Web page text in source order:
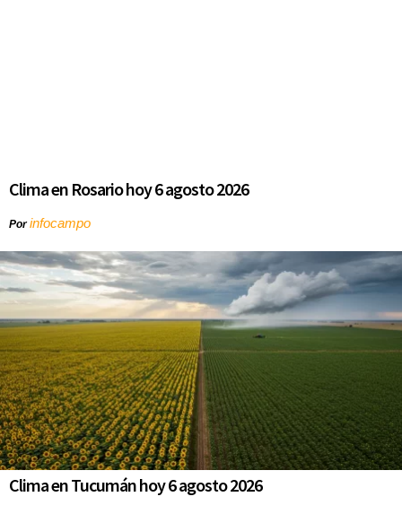
Clima en Rosario hoy 6 agosto 2026
Porinfocampo
Clima en Tucumán hoy 6 agosto 2026